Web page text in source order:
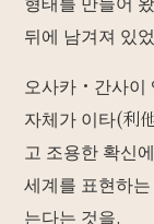
뒤에 남겨져 있
오사카・간사이
자체가 이타(利
고 조용한 확신
세계를 표현하
는다는 것을.